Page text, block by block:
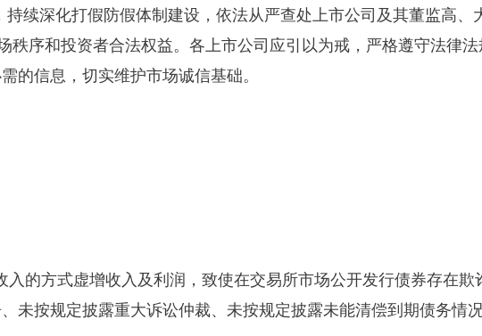
持续深化打假防假体制建设，依法从严查处上市公司及其董监高
秩序和投资者合法权益。各上市公司应引以为戒，严格遵守法律
的信息，切实维护市场诚信基础。
的方式虚增收入及利润，致使在交易所市场公开发行债券存在
按规定披露重大诉讼仲裁、未按规定披露未能清偿到期债务情况